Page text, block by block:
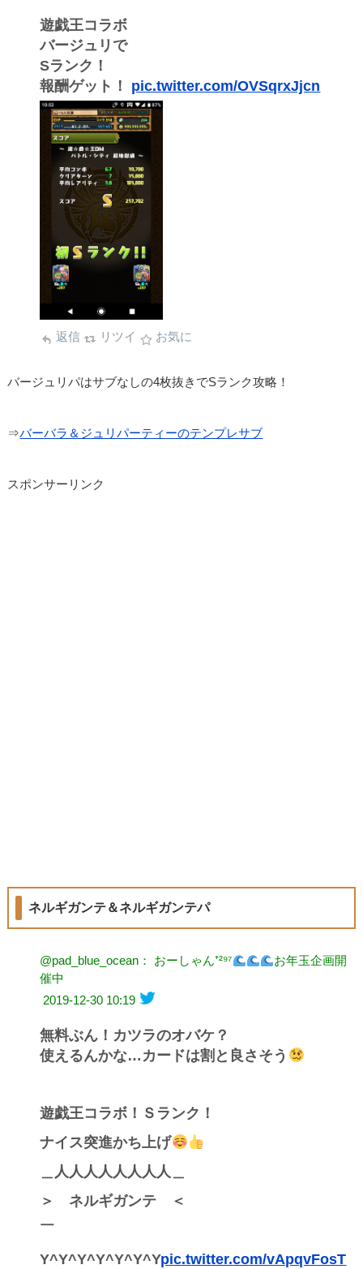
遊戯王コラボ
バージュリで
Sランク！
報酬ゲット！ pic.twitter.com/OVSqrxJjcn
返信 リツイ お気に
バージュリパはサブなしの4枚抜きでSランク攻略！
⇒バーバラ＆ジュリパーティーのテンプレサブ
スポンサーリンク
ネルギガンテ＆ネルギガンテパ
@pad_blue_ocean： おーしゃん⁺²⁹⁷
お年玉企画開
催中
2019-12-30 10:19
無料ぶん！カツラのオバケ？
使えるんかな…カードは割と良さそう
遊戯王コラボ！Ｓランク！
ナイス突進かち上げ
＿人人人人人人人人＿
＞ ネルギガンテ ＜
￣
Y^Y^Y^Y^Y^Y^Ypic.twitter.com/vApqvFosT